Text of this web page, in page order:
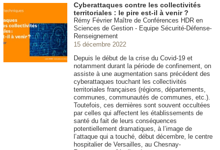
Cyberattaques contre les collectivités
territoriales : le pire est-il à venir ?
Rémy Février Maître de Conférences HDR en
Sciences de Gestion - Equipe Sécurité-Défense-
Renseignement
15 décembre 2022
Depuis le début de la crise du Covid-19 et
notamment durant la période de confinement, on
assiste à une augmentation sans précédent des
cyberattaques touchant les collectivités
territoriales françaises (régions, départements,
communes, communautés de communes, etc.).
Toutefois, ces dernières sont souvent occultées
par celles qui affectent les établissements de
santé du fait de leurs conséquences
potentiellement dramatiques, à l’image de
l’attaque qui a touché, début décembre, le centre
hospitalier de Versailles, au Chesnay-